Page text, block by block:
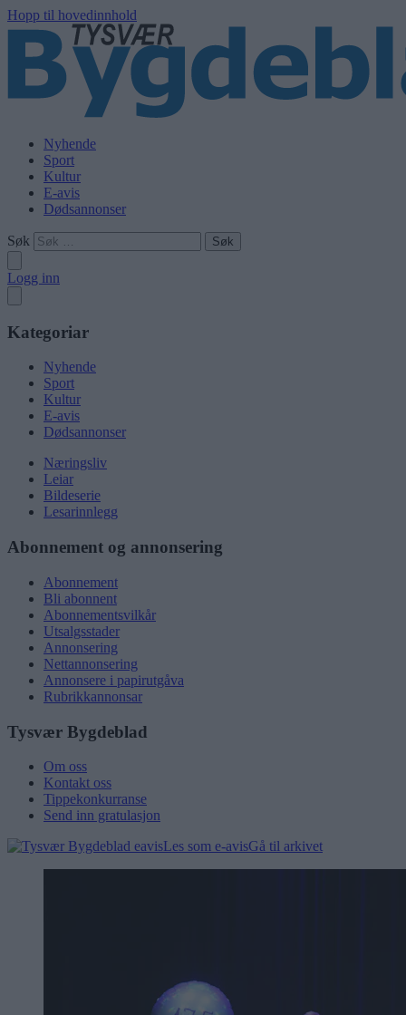
Hopp til hovedinnhold
Nyhende
Sport
Kultur
E-avis
Dødsannonser
Søk
Logg inn
Kategoriar
Nyhende
Sport
Kultur
E-avis
Dødsannonser
Næringsliv
Leiar
Bildeserie
Lesarinnlegg
Abonnement og annonsering
Abonnement
Bli abonnent
Abonnementsvilkår
Utsalgsstader
Annonsering
Nettannonsering
Annonsere i papirutgåva
Rubrikkannonsar
Tysvær Bygdeblad
Om oss
Kontakt oss
Tippekonkurranse
Send inn gratulasjon
Les som e-avisGå til arkivet